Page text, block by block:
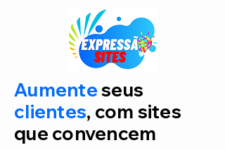
Aumenteseus
clientes, com sites
que convencem